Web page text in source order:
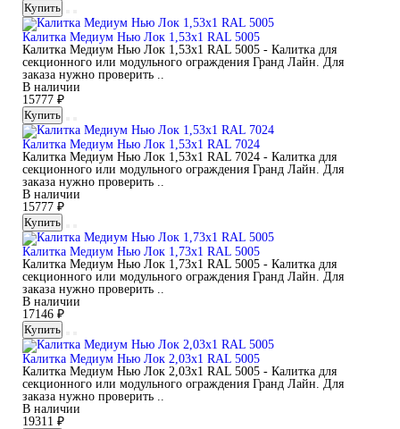
Купить
Калитка Медиум Нью Лок 1,53х1 RAL 5005
Калитка Медиум Нью Лок 1,53х1 RAL 5005 - Калитка для
секционного или модульного ограждения Гранд Лайн. Для
заказа нужно проверить ..
В наличии
15777 ₽
Купить
Калитка Медиум Нью Лок 1,53х1 RAL 7024
Калитка Медиум Нью Лок 1,53х1 RAL 7024 - Калитка для
секционного или модульного ограждения Гранд Лайн. Для
заказа нужно проверить ..
В наличии
15777 ₽
Купить
Калитка Медиум Нью Лок 1,73х1 RAL 5005
Калитка Медиум Нью Лок 1,73х1 RAL 5005 - Калитка для
секционного или модульного ограждения Гранд Лайн. Для
заказа нужно проверить ..
В наличии
17146 ₽
Купить
Калитка Медиум Нью Лок 2,03х1 RAL 5005
Калитка Медиум Нью Лок 2,03х1 RAL 5005 - Калитка для
секционного или модульного ограждения Гранд Лайн. Для
заказа нужно проверить ..
В наличии
19311 ₽